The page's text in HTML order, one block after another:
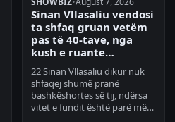
Sinan Vllasaliu vendosi
ta shfaq gruan vetëm
pas të 40-tave, nga
kush e ruante…
22 Sinan Vllasaliu dikur nuk
shfaqej shumë pranë
bashkëshortes së tij, ndërsa
vitet e fundit është parë më…